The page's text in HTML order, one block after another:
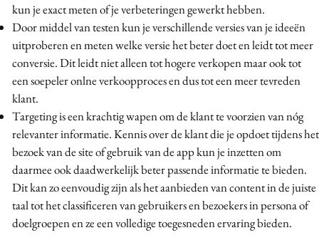
kun je exact meten of je verbeteringen gewerkt hebben.
Door middel van testen kun je verschillende versies van je ideeën
uitproberen en meten welke versie het beter doet en leidt tot meer
conversie. Dit leidt niet alleen tot hogere verkopen maar ook tot
een soepeler onlne verkoopproces en dus tot een meer tevreden
klant.
Targeting is een krachtig wapen om de klant te voorzien van nóg
relevanter informatie. Kennis over de klant die je opdoet tijdens het
bezoek van de site of gebruik van de app kun je inzetten om
daarmee ook daadwerkelijk beter passende informatie te bieden.
Dit kan zo eenvoudig zijn als het aanbieden van content in de juiste
taal tot het classificeren van gebruikers en bezoekers in persona of
doelgroepen en ze een volledige toegesneden ervaring bieden.